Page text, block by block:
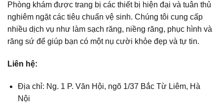
Phòng khám được trang bị các thiết bị hiện đại và tuân thủ
nghiêm ngặt các tiêu chuẩn vệ sinh. Chúng tôi cung cấp
nhiều dịch vụ như làm sạch răng, niềng răng, phục hình và
răng sứ để giúp bạn có một nụ cười khỏe đẹp và tự tin.
Liên hệ:
Địa chỉ: Ng. 1 P. Văn Hội, ngõ 1/37 Bắc Từ Liêm, Hà
Nội